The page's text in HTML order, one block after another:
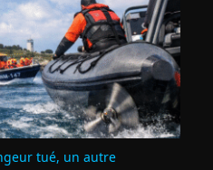
tué, un autre